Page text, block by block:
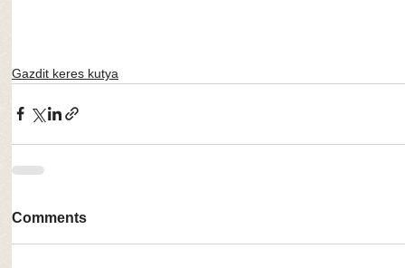
Gazdit keres kutya
Comments